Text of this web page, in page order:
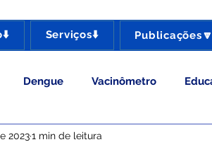
Serviços⬇️ Publicações🔽
Dengue Vacinômetro
Administração e Gestão
20231 min de leitura